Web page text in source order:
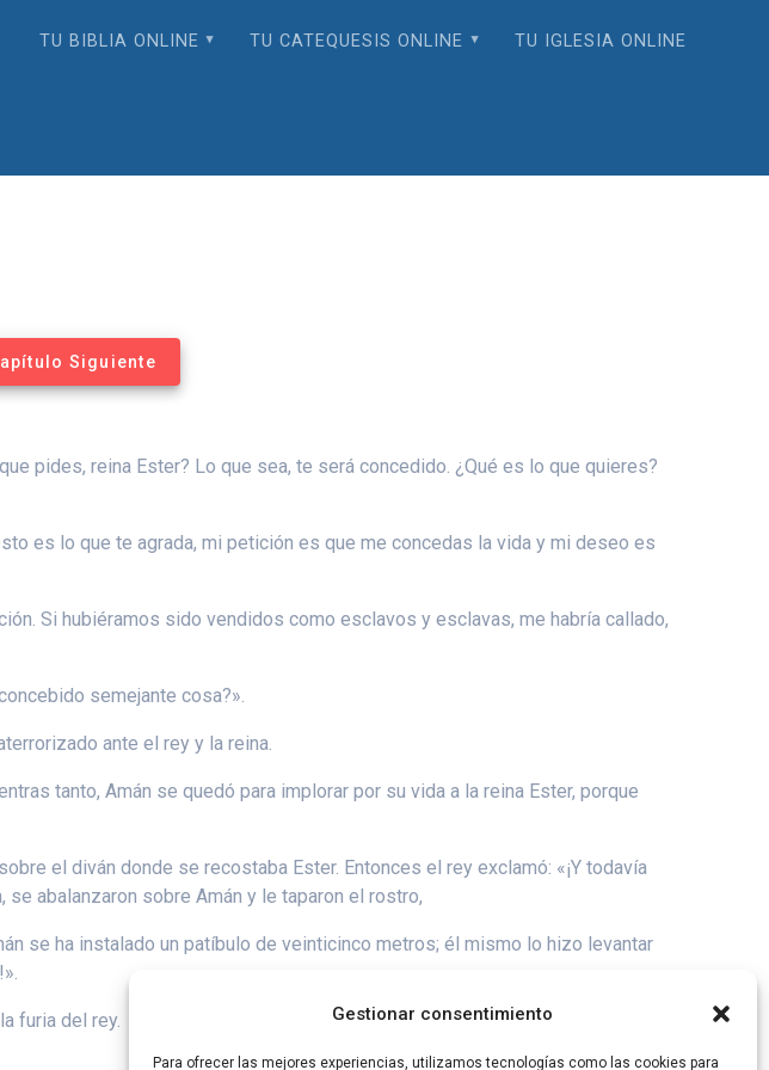
Gestionar consentimiento
Para ofrecer las mejores experiencias, utilizamos tecnologías como las cookies para
TU BIBLIA ONLINE TU CATEQUESIS ONLINE TU IGLESIA ONLINE
Siguiente
pides, reina Ester? Lo que sea, te será concedido. ¿Qué es lo que quieres?
es lo que te agrada, mi petición es que me concedas la vida y mi deseo es
Si hubiéramos sido vendidos como esclavos y esclavas, me habría callado,
semejante cosa?».
ante el rey y la reina.
tanto, Amán se quedó para implorar por su vida a la reina Ester, porque
el diván donde se recostaba Ester. Entonces el rey exclamó: «¡Y todavía
abalanzaron sobre Amán y le taparon el rostro,
se ha instalado un patíbulo de veinticinco metros; él mismo lo hizo levantar
furia del rey.